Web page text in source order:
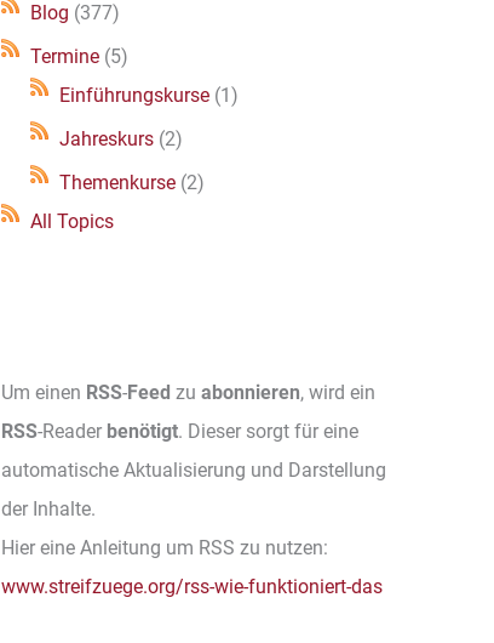
Blog (377)
Termine (5)
Einführungskurse (1)
Jahreskurs (2)
Themenkurse (2)
All Topics
Um einen RSS-Feed zu abonnieren, wird ein
RSS-Reader benötigt. Dieser sorgt für eine
automatische Aktualisierung und Darstellung
der Inhalte.
Hier eine Anleitung um RSS zu nutzen:
www.streifzuege.org/rss-wie-funktioniert-das